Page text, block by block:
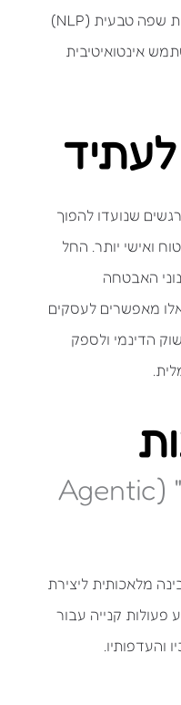
יותר. כלים אלו מבוססים על הבנת שפה טבעית (NLP)
אינטואיטיבית
מרגשים שנועדו להפוך
ואישי יותר. החל
האבטחה
מאפשרים לעסקים
הדינמי ולספק
מהו "מסחר סוכני" (Agentic
מלאכותית ליצירת
פעולות קנייה עבור
והעדפותיו.